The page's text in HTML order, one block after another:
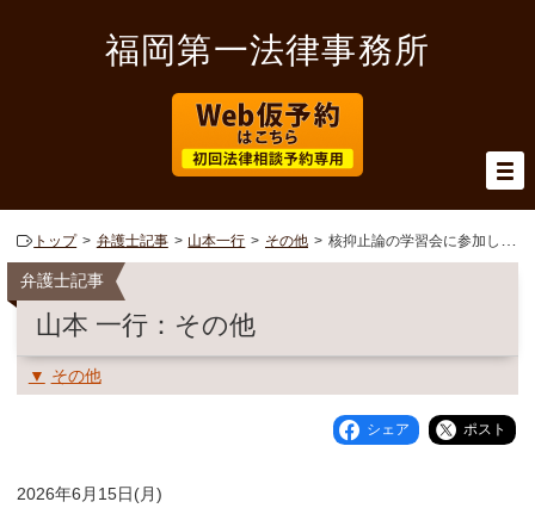
福岡第一法律事務所
トップ 弁護士記事 山本一行 その他 核抑止論の学習会に参加しました
弁護士記事
山本 一行：その他
その他
シェア ポスト
2026年6月15日(月)